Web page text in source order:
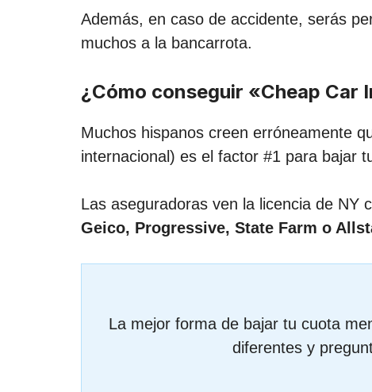
Además, en caso de accidente, serás
muchos a la bancarrota.
¿Cómo conseguir «Cheap Car
Muchos hispanos creen erróneamente
internacional) es el factor #1 para bajar
Las aseguradoras ven la licencia de NY
Geico, Progressive, State Farm o
La mejor forma de bajar tu cuota
diferentes y